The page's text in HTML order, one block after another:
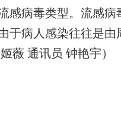
感病毒类型。流感
于病人感染往往是
薇 通讯员 钟艳宇）